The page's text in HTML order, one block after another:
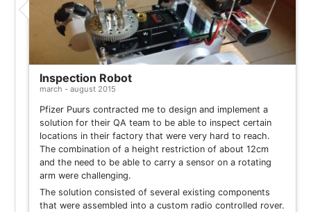
Inspection Robot
march - august 2015
Pfizer Puurs contracted me to design and implement a
solution for their QA team to be able to inspect certain
locations in their factory that were very hard to reach.
The combination of a height restriction of about 12cm
and the need to be able to carry a sensor on a rotating
arm were challenging.
The solution consisted of several existing components
that were assembled into a custom radio controlled rover.